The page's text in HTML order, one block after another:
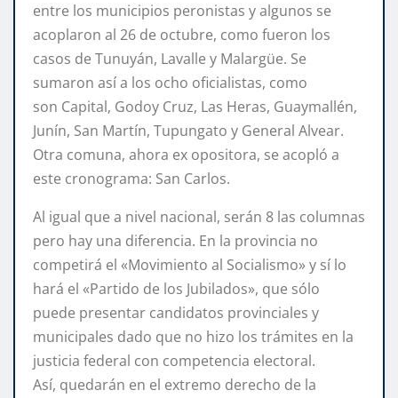
entre los municipios peronistas y algunos se
acoplaron al 26 de octubre, como fueron los
casos de Tunuyán, Lavalle y Malargüe. Se
sumaron así a los ocho oficialistas, como
son Capital, Godoy Cruz, Las Heras, Guaymallén,
Junín, San Martín, Tupungato y General Alvear.
Otra comuna, ahora ex opositora, se acopló a
este cronograma: San Carlos.
Al igual que a nivel nacional, serán 8 las columnas
pero hay una diferencia. En la provincia no
competirá el «Movimiento al Socialismo» y sí lo
hará el «Partido de los Jubilados», que sólo
puede presentar candidatos provinciales y
municipales dado que no hizo los trámites en la
justicia federal con competencia electoral.
Así, quedarán en el extremo derecho de la